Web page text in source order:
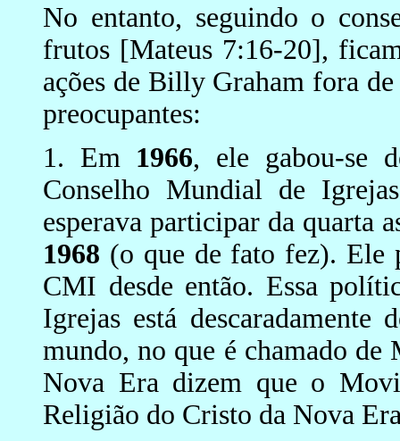
No entanto, seguindo o
frutos [Mateus 7:16-20],
ações de Billy Graham fora
preocupantes:
1. Em 1966, ele gabou-se
Conselho Mundial de
esperava participar da quarta
1968 (o que de fato fez). Ele
CMI desde então. Essa
Igrejas está
mundo, no que é chamado
Nova Era dizem que o
Religião do Cristo da Nova